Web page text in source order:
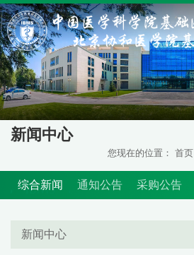
新闻中心
您现在的位置： 首页
综合新闻 通知公告 采购公告
新闻中心